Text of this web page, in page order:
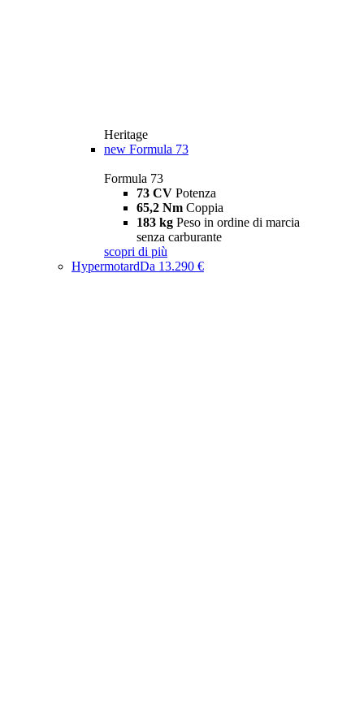
Heritage
new Formula 73
Formula 73
73 CV Potenza
65,2 Nm Coppia
183 kg Peso in ordine di marcia
senza carburante
scopri di più
HypermotardDa 13.290 €